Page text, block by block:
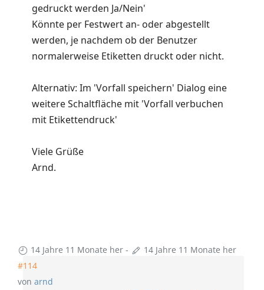
gedruckt werden Ja/Nein'
Könnte per Festwert an- oder abgestellt
werden, je nachdem ob der Benutzer
normalerweise Etiketten druckt oder nicht.
Alternativ: Im 'Vorfall speichern' Dialog eine
weitere Schaltfläche mit 'Vorfall verbuchen
mit Etikettendruck'
Viele Grüße
Arnd.
14 Jahre 11 Monate her -
14 Jahre 11 Monate her
#114
von arnd